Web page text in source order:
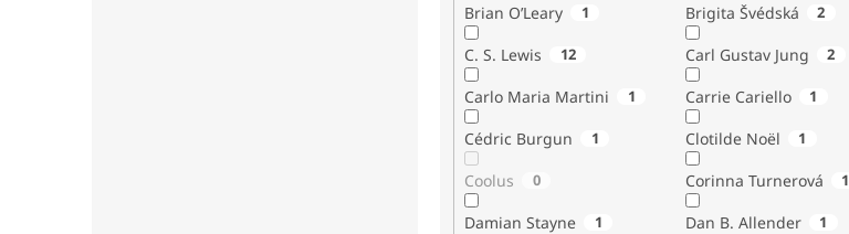
Brian O’Leary 1 Brigita Švédská 2
C. S. Lewis 12 Carl Gustav Jung 2
Carlo Maria Martini 1 Carrie Cariello 1
Cédric Burgun 1 Clotilde Noël 1
Coolus 0 Corinna Turnerová 1
Damian Stayne 1 Dan B. Allender 1